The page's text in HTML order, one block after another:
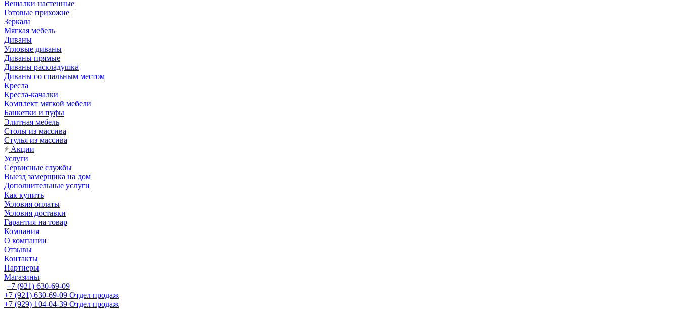
Вешалки настенные
Готовые прихожие
Зеркала
Мягкая мебель
Диваны
Угловые диваны
Диваны прямые
Диваны раскладушка
Диваны со спальным местом
Кресла
Кресла-качалки
Комплект мягкой мебели
Банкетки и пуфы
Элитная мебель
Столы из массива
Стулья из массива
Акции
Услуги
Сервисные службы
Выезд замерщика на дом
Дополнительные услуги
Как купить
Условия оплаты
Условия доставки
Гарантия на товар
Компания
О компании
Отзывы
Контакты
Партнеры
Магазины
+7 (921) 630-69-09
+7 (921) 630-69-09 Отдел продаж
+7 (929) 104-04-39 Отдел продаж